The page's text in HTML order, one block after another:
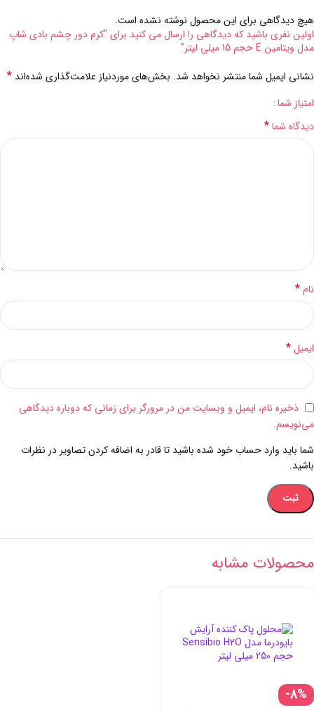
هیچ دیدگاهی برای این محصول نوشته نشده است.
اولین نفری باشید که دیدگاهی را ارسال می کنید برای “کرم دور چشم بادی شاپ
مدل ویتامین E حجم 15 میلی لیتر”
نشانی ایمیل شما منتشر نخواهد شد. بخش‌های موردنیاز علامت‌گذاری شده‌اند *
امتیاز شما
دیدگاه شما*
نام*
ایمیل*
ذخیره نام، ایمیل و وبسایت من در مرورگر برای زمانی که دوباره دیدگاهی
می‌نویسم.
شما باید وارد حساب خود شده باشید تا قادر به اضافه کردن تصاویر در نظرات
باشید.
محصولات مشابه
-8%